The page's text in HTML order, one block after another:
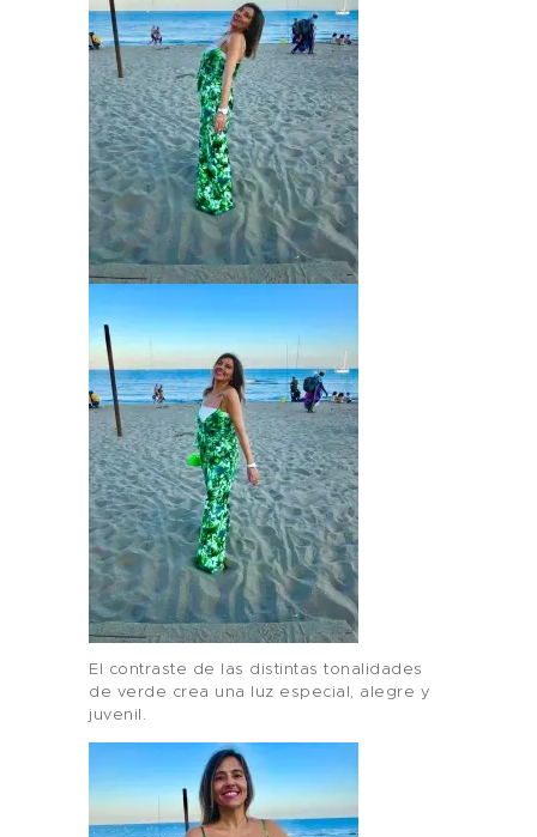
El contraste de las distintas tonalidades
de verde crea una luz especial, alegre y
juvenil.